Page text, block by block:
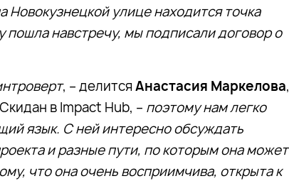
Новокузнецкой улице находится точка
пошла навстречу, мы подписали договор о
, – делитсяАнастасия Маркелова,
в Impact Hub, – поэтому нам легко
язык. С ней интересно обсуждать
и разные пути, по которым она может
что она очень восприимчива, открыта к